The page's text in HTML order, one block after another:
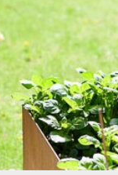
g
i
o
n
a
l
u
t
v
e
c